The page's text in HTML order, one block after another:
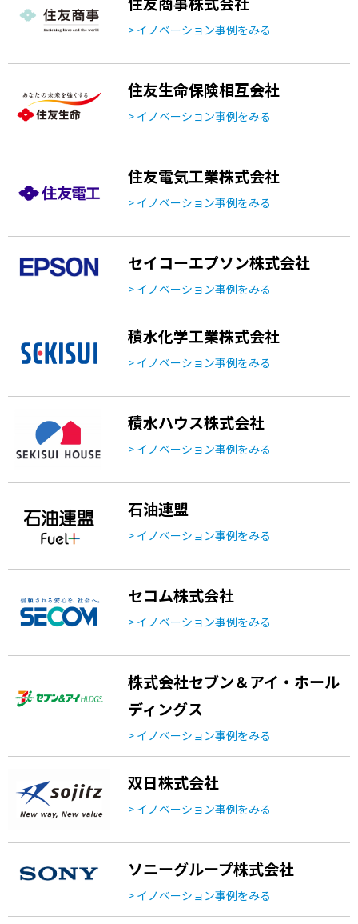
> イノベーション事例をみる
住友生命保険相互会社
> イノベーション事例をみる
住友電気工業株式会社
> イノベーション事例をみる
セイコーエプソン株式会社
> イノベーション事例をみる
積水化学工業株式会社
> イノベーション事例をみる
積水ハウス株式会社
> イノベーション事例をみる
石油連盟
> イノベーション事例をみる
セコム株式会社
> イノベーション事例をみる
株式会社セブン＆アイ・ホール
ディングス
> イノベーション事例をみる
双日株式会社
> イノベーション事例をみる
ソニーグループ株式会社
> イノベーション事例をみる